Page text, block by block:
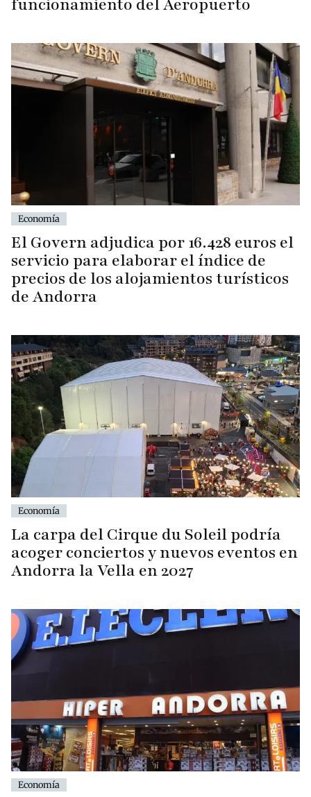
funcionamiento del Aeropuerto
Economía
El Govern adjudica por 16.428 euros el
servicio para elaborar el índice de
precios de los alojamientos turísticos
de Andorra
Economía
La carpa del Cirque du Soleil podría
acoger conciertos y nuevos eventos en
Andorra la Vella en 2027
Economía